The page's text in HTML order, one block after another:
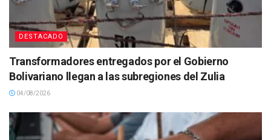
DESTACADO
Transformadores entregados por el Gobierno
Bolivariano llegan a las subregiones del Zulia
04/08/2026